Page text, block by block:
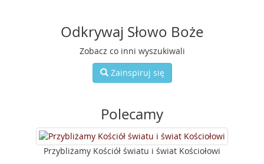
Odkrywaj Słowo Boże
Zobacz co inni wyszukiwali
Zainspiruj się
Polecamy
Przybliżamy Kościół światu i świat Kościołowi